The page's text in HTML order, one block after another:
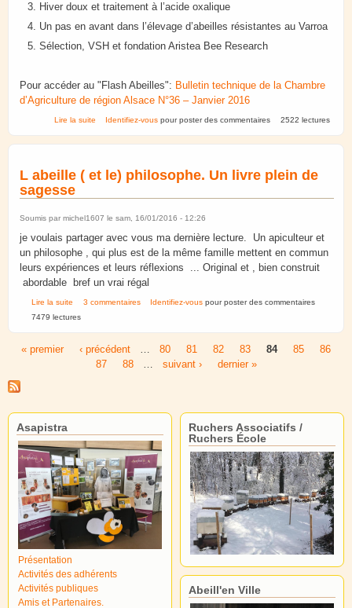
Hiver doux et traitement à l’acide oxalique
Un pas en avant dans l’élevage d’abeilles résistantes au Varroa
Sélection, VSH et fondation Aristea Bee Research
Pour accéder au "Flash Abeilles": Bulletin technique de la Chambre
d’Agriculture de région Alsace N°36 – Janvier 2016
Lire la suite de "Flash abeilles" de la Chambre d'Agriculture de la région Alsace.
Identifiez-vous pour poster des commentaires 2522 lectures
L abeille ( et le) philosophe. Un livre plein de
sagesse
Soumis par michel1607 le sam, 16/01/2016 - 12:26
je voulais partager avec vous ma dernière lecture. Un apiculteur et
un philosophe , qui plus est de la même famille mettent en commun
leurs expériences et leurs réflexions ... Original et , bien construit
abordable bref un vrai régal
Lire la suite de L abeille ( et le) philosophe. Un livre plein de sagesse
3 commentaires Identifiez-vous pour poster des commentaires
7479 lectures
« premier ‹ précédent … 80 81 82 83 84 85
86
87
88 … suivant › dernier »
Asapistra
Présentation
Activités des adhérents
Activités publiques
Amis et Partenaires.
Ruchers Associatifs /
Ruchers École
Abeill'en Ville